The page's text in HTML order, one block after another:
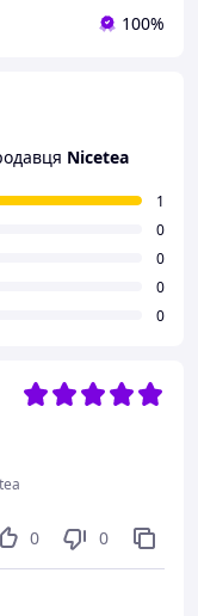
0 0
100%
Nicetea
1
0
0
0
0